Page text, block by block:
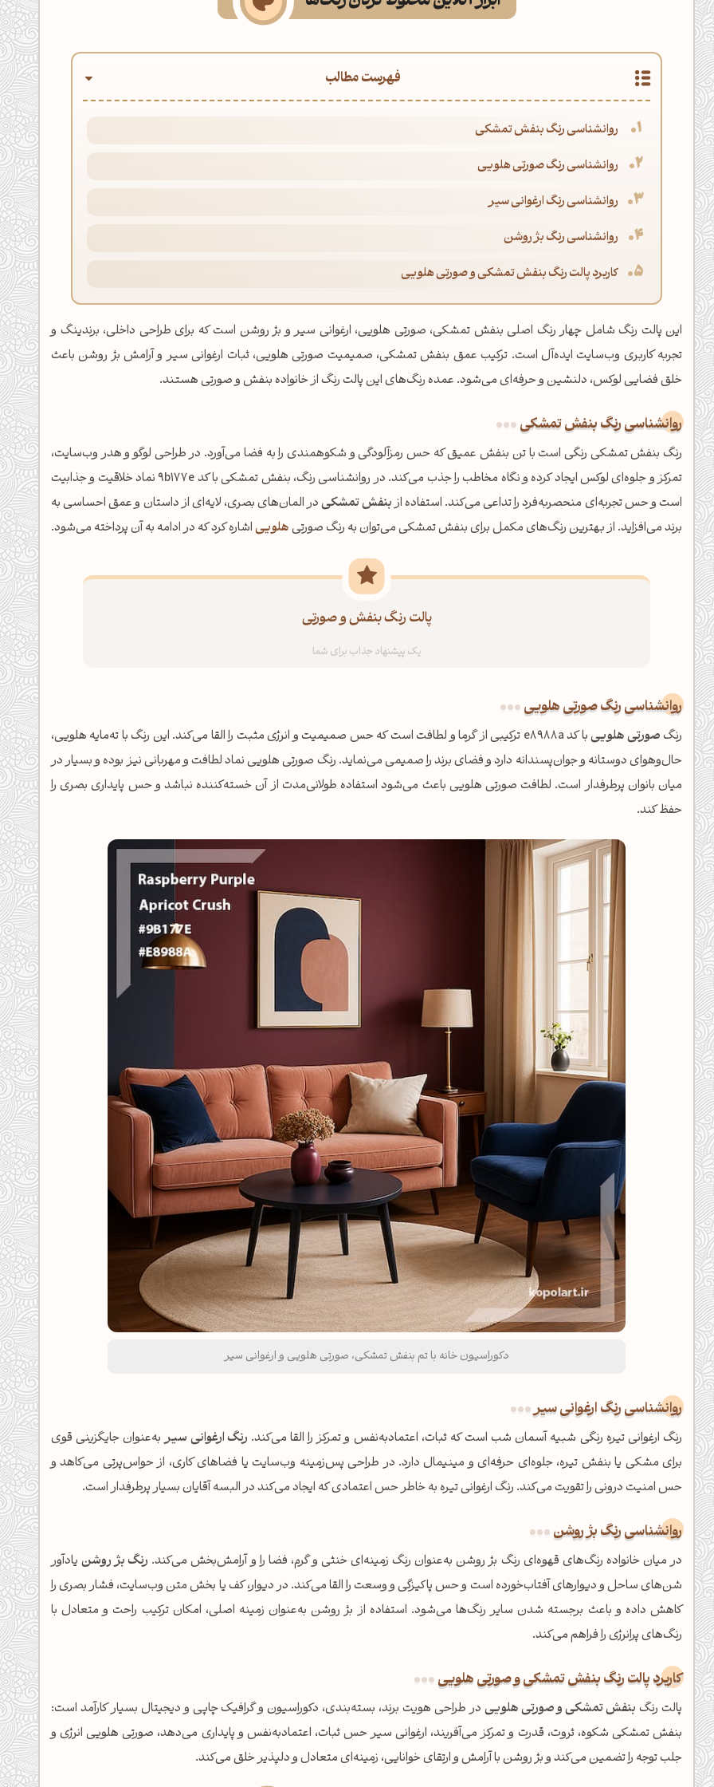
فهرست مطالب
روانشناسی رنگ بنفش تمشکی
روانشناسی رنگ صورتی هلویی
روانشناسی رنگ ارغوانی سیر
روانشناسی رنگ بژ روشن
کاربرد پالت رنگ بنفش تمشکی و صورتی هلویی
این پالت رنگ شامل چهار رنگ اصلی بنفش تمشکی، صورتی هلویی، ارغوانی سیر و بژ روشن است که برای طراحی داخلی، برندینگ و
تجربه کاربری وب‌سایت ایده‌آل است. ترکیب عمق بنفش تمشکی، صمیمیت صورتی هلویی، ثبات ارغوانی سیر و آرامش بژ روشن باعث
خلق فضایی لوکس، دلنشین و حرفه‌ای می‌شود. عمده رنگ‌های این پالت رنگ از خانواده بنفش و صورتی هستند.
روانشناسی رنگ بنفش تمشکی
رنگ بنفش تمشکی رنگی است با تن بنفش عمیق که حس رمزآلودگی و شکوهمندی را به فضا می‌آورد. در طراحی لوگو و هدر وب‌سایت،
تمرکز و جلوه‌ای لوکس ایجاد کرده و نگاه مخاطب را جذب می‌کند. در روانشناسی رنگ، بنفش تمشکی با کد 9b177e نماد خلاقیت و جذابیت
است و حس تجربه‌ای منحصربه‌فرد را تداعی می‌کند. استفاده ازبنفش تمشکیدر المان‌های بصری، لایه‌ای از داستان و عمق احساسی به
برند می‌افزاید. از بهترین رنگ‌های مکمل برای بنفش تمشکی می‌توان به رنگ صورتیهلوییاشاره کرد که در ادامه به آن پرداخته می‌شود.
پالت رنگ بنفش و صورتی
روانشناسی رنگ صورتی هلویی
رنگصورتی هلویی
با کد e8988a ترکیبی از گرما و لطافت است که حس صمیمیت و انرژی مثبت را القا می‌کند. این رنگ با ته‌مایه هلویی،
حال‌وهوای دوستانه و جوان‌پسندانه دارد و فضای برند را صمیمی می‌نماید. رنگ صورتی هلویی نماد لطافت و مهربانی نیز بوده و بسیار در
میان بانوان پرطرفدار است. لطافت صورتی هلویی باعث می‌شود استفاده طولانی‌مدت از آن خسته‌کننده نباشد و حس پایداری بصری را
حفظ کند.
دکوراسیون خانه با تم بنفش تمشکی، صورتی هلویی و ارغوانی سیر
روانشناسی رنگ ارغوانی سیر
رنگ ارغوانی تیره رنگی شبیه آسمان شب است که ثبات، اعتمادبه‌نفس و تمرکز را القا می‌کند. رنگ ارغوانی سیربه‌عنوان جایگزینی قوی
برای مشکی یا بنفش تیره، جلوه‌ای حرفه‌ای و مینیمال دارد. در طراحی پس‌زمینه وب‌سایت یا فضاهای کاری، از حواس‌پرتی می‌کاهد و
حس امنیت درونی را تقویت می‌کند. رنگ ارغوانی تیره به خاطر حس اعتمادی که ایجاد می‌کند در البسه آقایان بسیار پرطرفدار است.
روانشناسی رنگ بژ روشن
در میان خانواده رنگ‌های قهوه‌ای رنگ بژ روشن به‌عنوان رنگ زمینه‌ای خنثی و گرم، فضا را و آرامش‌بخش می‌کند. رنگ بژ روشنیادآور
شن‌های ساحل و دیوارهای آفتاب‌خورده است و حس پاکیزگی و وسعت را القا می‌کند. در دیوار، کف یا بخش متن وب‌سایت، فشار بصری را
کاهش داده و باعث برجسته شدن سایر رنگ‌ها می‌شود. استفاده از بژ روشن به‌عنوان زمینه اصلی، امکان ترکیب راحت و متعادل با
رنگ‌های پرانرژی را فراهم می‌کند.
کاربرد پالت رنگ بنفش تمشکی و صورتی هلویی
پالت رنگبنفش تمشکی و صورتی هلوییدر طراحی هویت برند، بسته‌بندی، دکوراسیون و گرافیک چاپی و دیجیتال بسیار کارآمد است:
بنفش تمشکی شکوه، ثروت، قدرت و تمرکز می‌آفریند، ارغوانی سیر حس ثبات، اعتمادبه‌نفس و پایداری می‌دهد، صورتی هلویی انرژی و
جلب توجه را تضمین می‌کند و بژ روشن با آرامش و ارتقای خوانایی، زمینه‌ای متعادل و دلپذیر خلق می‌کند.
کانال تلگرام
کانال ایــتا
کانال بلـــه
اَپ اندروید اَپ ویندوز